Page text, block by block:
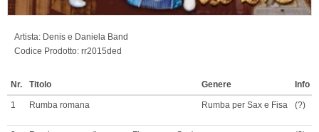
Artista: Denis e Daniela Band
Codice Prodotto: rr2015ded
Nr. Titolo Genere Info
1 Rumba romana Rumba per Sax e Fisa (?)